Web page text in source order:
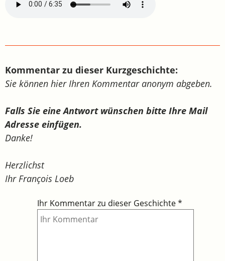
Kommentar zu dieser Kurzgeschichte:
Sie können hier Ihren Kommentar anonym abgeben.
Falls Sie eine Antwort wünschen bitte Ihre Mail
Adresse einfügen.
Danke!
Herzlichst
Ihr François Loeb
Ihr Kommentar zu dieser Geschichte*